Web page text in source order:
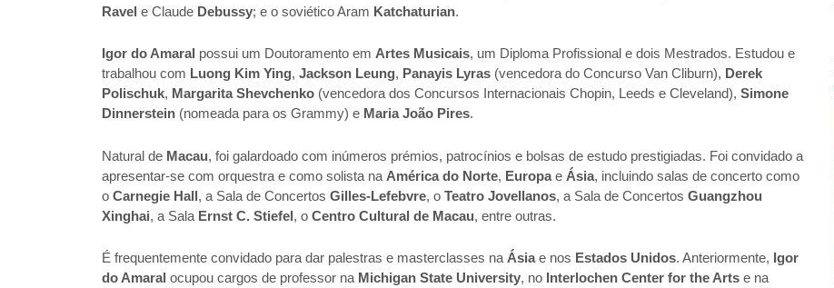
Ravel e Claude Debussy; e o soviético Aram Katchaturian.
Igor do Amaral possui um Doutoramento em Artes Musicais, um Diploma Profissional e dois Mestrados. Estudou e
trabalhou com Luong Kim Ying, Jackson Leung, Panayis Lyras (vencedora do Concurso Van Cliburn), Derek
Polischuk, Margarita Shevchenko (vencedora dos Concursos Internacionais Chopin, Leeds e Cleveland), Simone
Dinnerstein (nomeada para os Grammy) e Maria João Pires.
Natural de Macau, foi galardoado com inúmeros prémios, patrocínios e bolsas de estudo prestigiadas. Foi convidado a
apresentar-se com orquestra e como solista na América do Norte, Europae Ásia, incluindo salas de concerto como
o Carnegie Hall, a Sala de Concertos Gilles-Lefebvre, o Teatro Jovellanos, a Sala de Concertos Guangzhou
Xinghai, a Sala Ernst C. Stiefel, o Centro Cultural de Macau, entre outras.
É frequentemente convidado para dar palestras e masterclasses na Ásiae nos Estados Unidos. Anteriormente, Igor
do Amaral ocupou cargos de professor na Michigan State University, no Interlochen Center for the Arts e na